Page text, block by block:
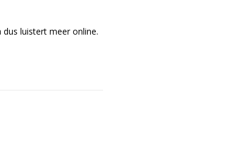
dus luistert meer online.